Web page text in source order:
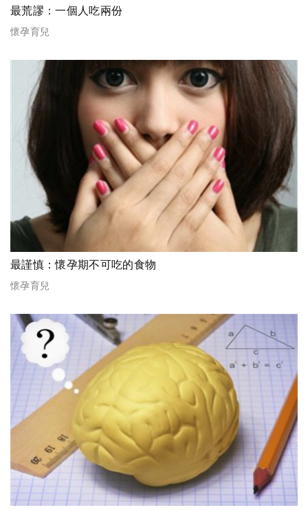
最荒謬：一個人吃兩份
懷孕育兒
最謹慎：懷孕期不可吃的食物
懷孕育兒